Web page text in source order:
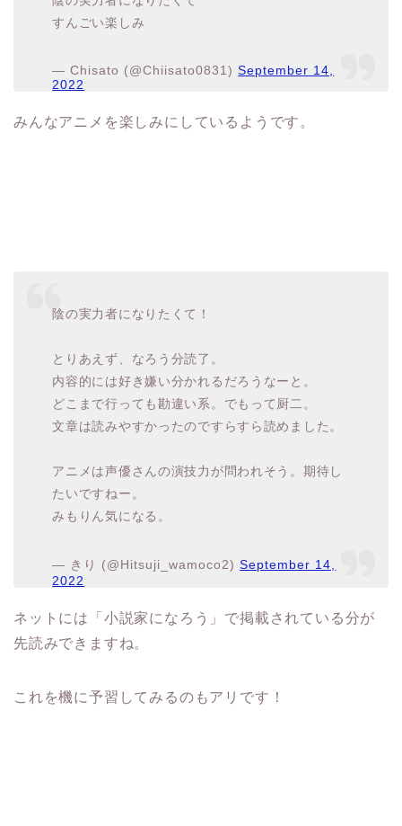
— Chisato (@Chiisato0831)
2022
みんなアニメを楽しみにしているようです。
内容的には好き嫌い分かれるだろうなーと。
文章は読みやすかったのですらすら読めました。
アニメは声優さんの演技力が問われそう。期待し
たいですねー。
— きり (@Hitsuji_wamoco2)
2022
先読みできますね。
これを機に予習してみるのもアリです！